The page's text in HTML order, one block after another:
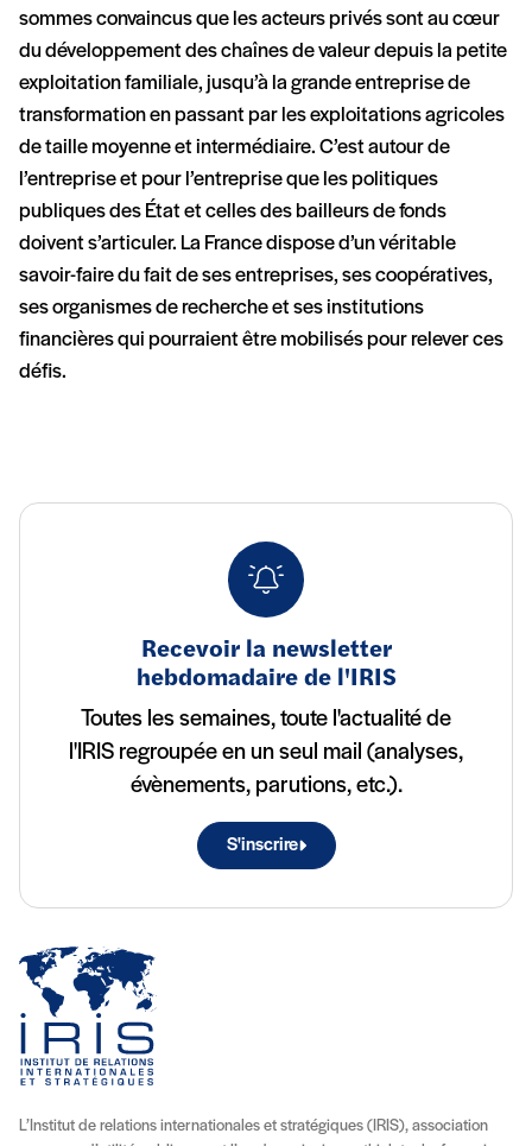
sommes convaincus que les acteurs privés sont au cœur
du développement des chaînes de valeur depuis la petite
exploitation familiale, jusqu’à la grande entreprise de
transformation en passant par les exploitations agricoles
de taille moyenne et intermédiaire. C’est autour de
l’entreprise et pour l’entreprise que les politiques
publiques des État et celles des bailleurs de fonds
doivent s’articuler. La France dispose d’un véritable
savoir-faire du fait de ses entreprises, ses coopératives,
ses organismes de recherche et ses institutions
financières qui pourraient être mobilisés pour relever ces
défis.
Recevoir la newsletter
hebdomadaire de l'IRIS
Toutes les semaines, toute l'actualité de
l'IRIS regroupée en un seul mail (analyses,
évènements, parutions, etc.).
S'inscrire
L’Institut de relations internationales et stratégiques (IRIS), association